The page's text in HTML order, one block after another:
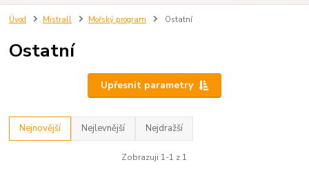
Úvod Mistrall Mořský program Ostatní
Ostatní
Upřesnit parametry
Nejnovější Nejlevnější Nejdražší
Zobrazuji 1-1 z 1